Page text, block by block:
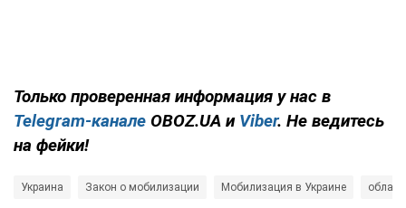
Только проверенная информация у нас в
Telegram-канале OBOZ.UA и Viber. Не ведитесь
на фейки!
Украина Закон о мобилизации Мобилизация в Украине